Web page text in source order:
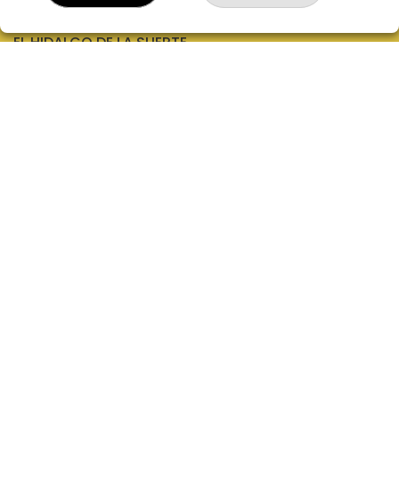
EL HIDALGO DE LA SUERTE